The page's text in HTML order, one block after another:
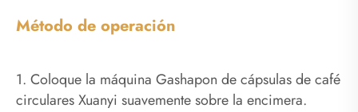
Método de operación
1. Coloque la máquina Gashapon de cápsulas de café
circulares Xuanyi suavemente sobre la encimera.